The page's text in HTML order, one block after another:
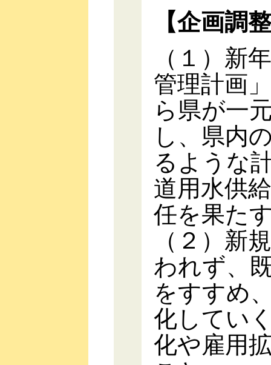
【企画調
（１）新
管理計画
ら県が一
し、県内
るような
道用水供
任を果た
（２）新
われず、
をすすめ
化してい
化や雇用